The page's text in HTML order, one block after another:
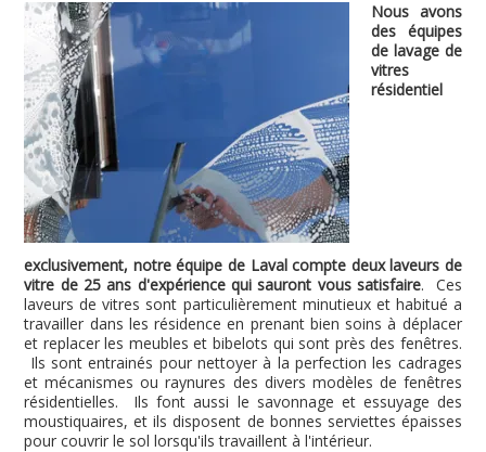
Nous avons
des équipes
de lavage de
vitres
résidentiel
exclusivement, notre équipe de Laval compte deux laveurs de
vitre de 25 ans d'expérience qui sauront vous satisfaire. Ces
laveurs de vitres sont particulièrement minutieux et habitué a
travailler dans les résidence en prenant bien soins à déplacer
et replacer les meubles et bibelots qui sont près des fenêtres.
Ils sont entrainés pour nettoyer à la perfection les cadrages
et mécanismes ou raynures des divers modèles de fenêtres
résidentielles. Ils font aussi le savonnage et essuyage des
moustiquaires, et ils disposent de bonnes serviettes épaisses
pour couvrir le sol lorsqu'ils travaillent à l'intérieur.